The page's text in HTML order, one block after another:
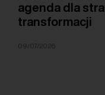
agenda dla
transformacji
09/07/2026